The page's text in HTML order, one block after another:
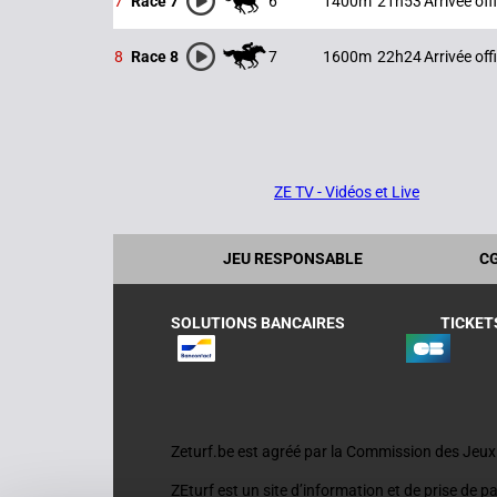
8 Race 8 7 1600m 22h24Arrivée
ZE TV - Vidéos et Live
JEU RESPONSABLE
SOLUTIONS BANCAIRES
Zeturf.be est agréé par la Commission des
ZEturf est un site d’information et de prise de